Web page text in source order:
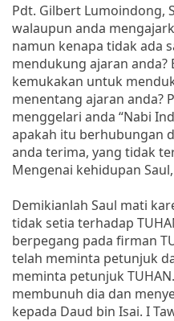
Pdt. Gilbert Lumoindong,
walaupun anda
namun kenapa tidak ada
mendukung ajaran anda?
kemukakan untuk
menentang ajaran anda?
menggelari anda “Nabi
apakah itu berhubungan
anda terima, yang tidak
Mengenai kehidupan
Demikianlah Saul mati
tidak setia terhadap
berpegang pada firman
telah meminta petunjuk
meminta petunjuk
membunuh dia dan
kepada Daud bin Isai. I